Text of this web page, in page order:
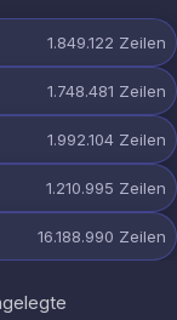
1.849.122 Zeilen
1.748.481 Zeilen
1.992.104 Zeilen
1.210.995 Zeilen
16.188.990 Zeilen